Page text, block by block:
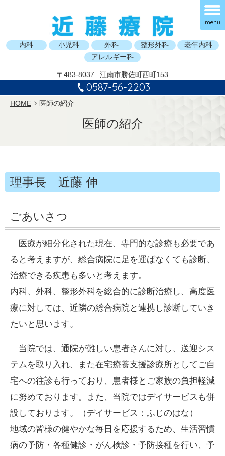
内科 小児科 外科 整形外科
老年内科
アレルギー科
〒483-8037 江南市勝佐町西町153
0587-56-2203
menu
HOME 医師の紹介
医師の紹介
理事長 近藤 伸
ごあいさつ
医療が細分化された現在、専門的な診療も必要であ
ると考えますが、総合病院に足を運ばなくても診断、
治療できる疾患も多いと考えます。
内科、外科、整形外科を総合的に診断治療し、高度医
療に対しては、近隣の総合病院と連携し診断していき
たいと思います。
当院では、通院が難しい患者さんに対し、送迎シス
テムを取り入れ、また在宅療養支援診療所としてご自
宅への往診も行っており、患者様とご家族の負担軽減
に努めております。また、当院ではデイサービスも併
設しております。（デイサービス：ふじのはな）
地域の皆様の健やかな毎日を応援するため、生活習慣
病の予防・各種健診・がん検診・予防接種を行い、予